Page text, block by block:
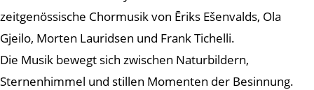
zeitgenössische Chormusik von Ēriks Ešenvalds, Ola
Gjeilo, Morten Lauridsen und Frank Tichelli.
Die Musik bewegt sich zwischen Naturbildern,
Sternenhimmel und stillen Momenten der Besinnung.